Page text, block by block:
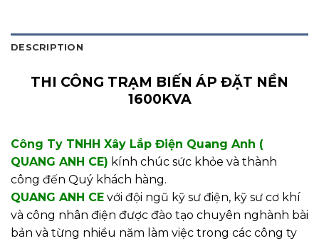
DESCRIPTION
THI CÔNG TRẠM BIẾN ÁP ĐẶT NỀN
1600KVA
Công Ty TNHH Xây Lắp Điện Quang Anh (
QUANG ANH CE) kính chúc sức khỏe và thành
công đến Quý khách hàng.
QUANG ANH CE với đội ngũ kỹ sư điện, kỹ sư cơ khí
và công nhân điện được đào tạo chuyên nghành bài
bản và từng nhiều năm làm việc trong các công ty